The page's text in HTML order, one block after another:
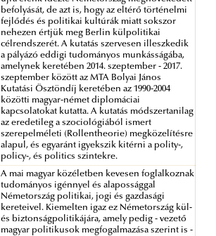
befolyását, de azt is, hogy az eltérő történelmi
fejlődés és politikai kultúrák miatt sokszor
nehezen értjük meg Berlin külpolitikai
célrendszerét. A kutatás szervesen illeszkedik
a pályázó eddigi tudományos munkásságába,
amelynek keretében 2014. szeptember - 2017.
szeptember között az MTA Bolyai János
Kutatási Ösztöndíj keretében az 1990-2004
közötti magyar-német diplomáciai
kapcsolatokat kutatta. A kutatás módszertanilag
az eredetileg a szociológiából ismert
szerepelméleti (Rollentheorie) megközelítésre
alapul, és egyaránt igyekszik kitérni a polity-,
policy-, és politics szintekre.
A mai magyar közéletben kevesen foglalkoznak
tudományos igénnyel és alapossággal
Németország politikai, jogi és gazdasági
kereteivel. Kiemelten igaz ez Németország kül-
és biztonságpolitikájára, amely pedig - vezető
magyar politikusok megfogalmazása szerint is -